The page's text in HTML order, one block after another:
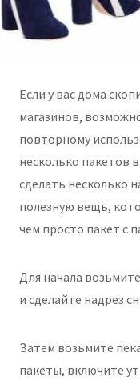
Если у вас дома
магазинов,
повторному
несколько пакетов
сделать несколько
полезную вещь,
чем просто пакет с
Для начала
и сделайте надрез
Затем возьмите
пакеты, включите